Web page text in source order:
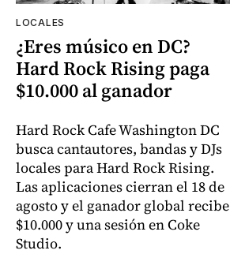
LOCALES
¿Eres músico en DC?
Hard Rock Rising paga
$10.000 al ganador
Hard Rock Cafe Washington DC
busca cantautores, bandas y DJs
locales para Hard Rock Rising.
Las aplicaciones cierran el 18 de
agosto y el ganador global recibe
$10.000 y una sesión en Coke
Studio.